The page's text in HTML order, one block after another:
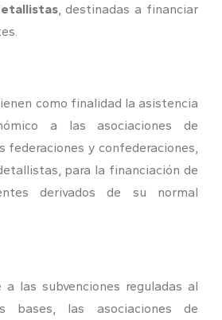
, destinadas a financiar
como finalidad la asistencia
a las asociaciones de
federaciones y confederaciones,
para la financiación de
derivados de su normal
a las subvenciones reguladas al
bases, las asociaciones de